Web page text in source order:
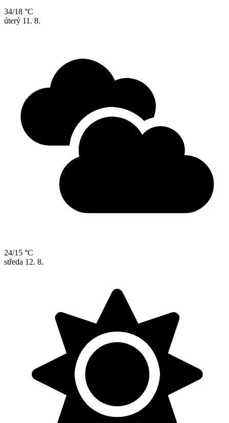
34/18 °C
úterý 11. 8.
24/15 °C
středa 12. 8.